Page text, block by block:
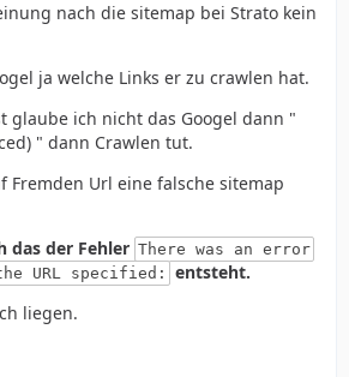
nach die sitemap bei Strato kein
ja welche Links er zu crawlen hat.
glaube ich nicht das Googel dann "
" dann Crawlen tut.
Fremden Url eine falsche sitemap
das der Fehler There was an error
URL specified:
entsteht.
liegen.